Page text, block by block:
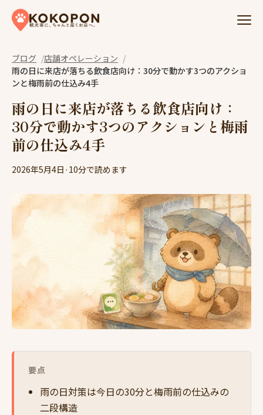
Skip to content
ブログ
店舗オペレーション
雨の日に来店が落ちる飲食店向け：30分で動かす3つのアクショ
ンと梅雨前の仕込み4手
雨の日に来店が落ちる飲食店向け：
30分で動かす3つのアクションと梅雨
前の仕込み4手
2026年5月4日 · 10分で読めます
要点
雨の日対策は今日の30分と梅雨前の仕込みの
二段構造